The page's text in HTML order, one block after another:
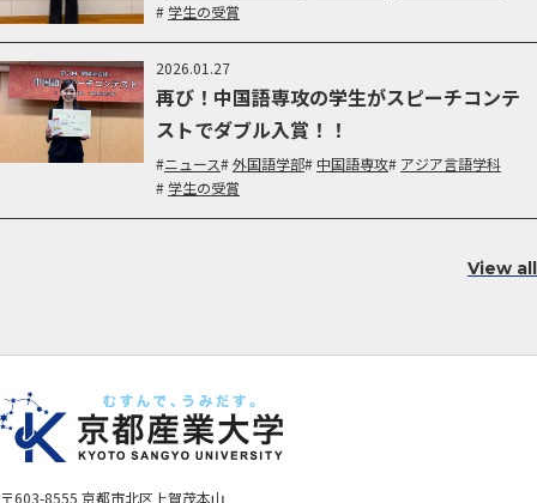
学生の受賞
2026.01.27
再び！中国語専攻の学生がスピーチコンテ
ストでダブル入賞！！
ニュース 外国語学部 中国語専攻
アジア言語学科
学生の受賞
View all
〒603-8555 京都市北区上賀茂本山